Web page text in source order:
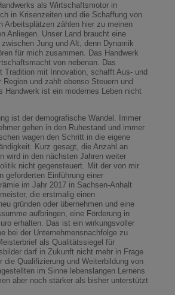
als Wirtschaftsmotor in
in Krisenzeiten und die Schaffung von
Arbeitsplätzen zählen hier zu meinen
Anliegen. Unser Land braucht eine
Jung und Alt, denn Dynamik
für mich zusammen. Das Handwerk
von nebenan. Das
Tradition mit Innovation, schafft Aus- und
und zahlt ebenso Steuern und
Handwerk ist ein modernes Leben nicht
ist der demografische Wandel. Immer
gehen in den Ruhestand und immer
wagen den Schritt in die eigene
Kurz gesagt, die Anzahl an
wird in den nächsten Jahren weiter
nicht gegensteuert. Mit der von mir
geforderten Einführung einer
im Jahr 2017 in Sachsen-Anhalt
die erstmalig einen
gründen oder übernehmen und eine
aufbringen, eine Förderung in
erhalten. Das ist ein wirkungsvoller
bei der Unternehmensnachfolge zu
als Qualitätssiegel für
darf in Zukunft nicht mehr in Frage
die Qualifizierung und Weiterbildung von
im Sinne lebenslangen Lernens
aber noch stärker als bisher unterstützt